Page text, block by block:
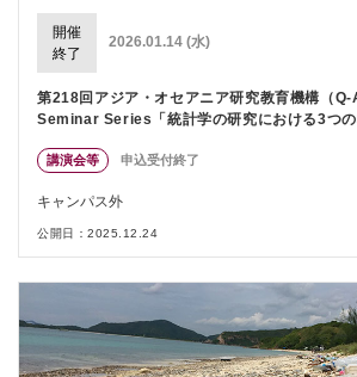
開催
終了
2026.01.14 (水)
第218回アジア・オセアニア研究教育機構（
Seminar Series「統計学の研究における3つの
講演会等 申込受付終了
キャンパス外
公開日：2025.12.24